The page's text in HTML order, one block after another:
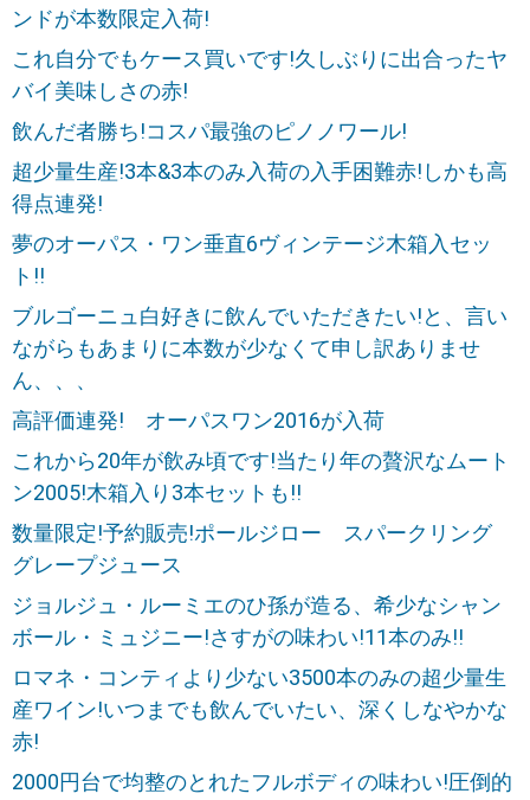
ンドが本数限定入荷!
これ自分でもケース買いです!久しぶりに出合ったヤ
バイ美味しさの赤!
飲んだ者勝ち!コスパ最強のピノノワール!
超少量生産!3本&3本のみ入荷の入手困難赤!しかも高
得点連発!
夢のオーパス・ワン垂直6ヴィンテージ木箱入セッ
ト!!
ブルゴーニュ白好きに飲んでいただきたい!と、言い
ながらもあまりに本数が少なくて申し訳ありませ
ん、、、
高評価連発! オーパスワン2016が入荷
これから20年が飲み頃です!当たり年の贅沢なムート
ン2005!木箱入り3本セットも!!
数量限定!予約販売!ポールジロー スパークリング
グレープジュース
ジョルジュ・ルーミエのひ孫が造る、希少なシャン
ボール・ミュジニー!さすがの味わい!11本のみ!!
ロマネ・コンティより少ない3500本のみの超少量生
産ワイン!いつまでも飲んでいたい、深くしなやかな
赤!
2000円台で均整のとれたフルボディの味わい!圧倒的